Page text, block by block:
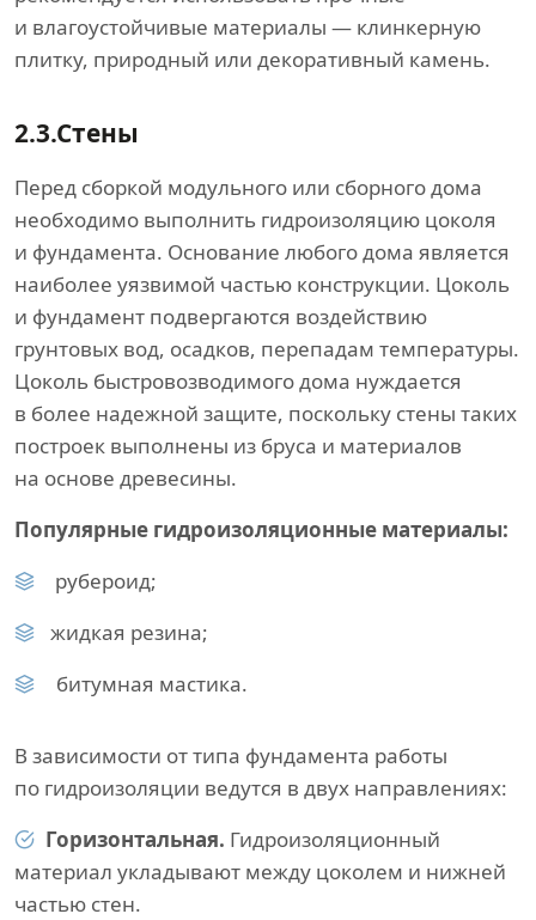
и влагоустойчивые материалы — клинкерную
плитку, природный или декоративный камень.
2.3.Стены
Перед сборкой модульного или сборного дома
необходимо выполнить гидроизоляцию цоколя
и фундамента. Основание любого дома является
наиболее уязвимой частью конструкции. Цоколь
и фундамент подвергаются воздействию
грунтовых вод, осадков, перепадам температуры.
Цоколь быстровозводимого дома нуждается
в более надежной защите, поскольку стены таких
построек выполнены из бруса и материалов
на основе древесины.
Популярные гидроизоляционные материалы:
рубероид;
жидкая резина;
битумная мастика.
В зависимости от типа фундамента работы
по гидроизоляции ведутся в двух направлениях:
Горизонтальная. Гидроизоляционный
материал укладывают между цоколем и нижней
частью стен.